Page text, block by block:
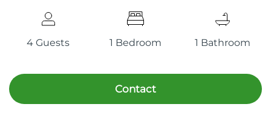
4 Guests 1 Bedroom 1 Bathroom
Contact